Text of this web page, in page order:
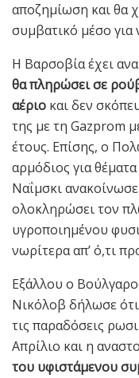
αποζημίωση και θα
συμβατικό μέσο για
Η Βαρσοβία έχει
θα πληρώσει σε
αέριο και δεν
της με τη Gazprom
έτους. Επίσης, ο
αρμόδιος για
Ναΐμσκι
ολοκληρώσει τον
υγροποιημένου
νωρίτερα απ’ ό,τι
Εξάλλου ο
Νικόλοβ δήλωσε
τις παραδόσεις
Απρίλιο και η
του υφιστάμενου